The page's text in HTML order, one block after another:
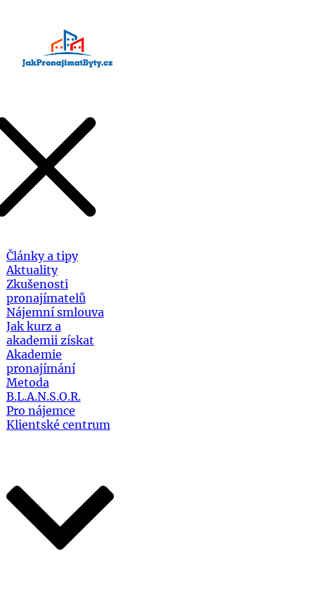
Články a tipy
Aktuality
Zkušenosti
pronajímatelů
Nájemní smlouva
Jak kurz a
akademii získat
Akademie
pronajímání
Metoda
B.L.A.N.S.O.R.
Pro nájemce
Klientské centrum